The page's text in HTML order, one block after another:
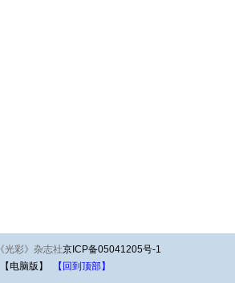
《光彩》杂志社京ICP备05041205号-1
【电脑版】
【回到顶部】